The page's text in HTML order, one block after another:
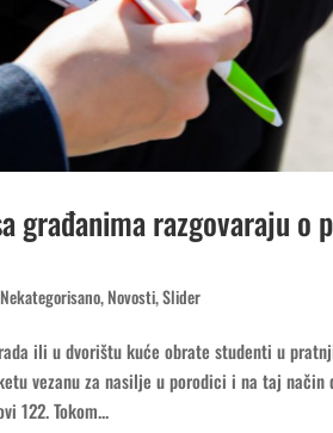
građanima razgovaraju o
Nekategorisano,Novosti,Slider
ili u dvorištu kuće obrate studenti u
vezanu za nasilje u porodici i na taj
122. Tokom...